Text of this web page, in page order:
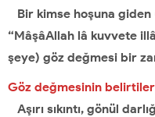
Bir kimse hoşuna
“MâşâAllah lâ kuvvete
şeye) göz değmesi bir
Göz değmesinin
Aşırı sıkıntı, gönül